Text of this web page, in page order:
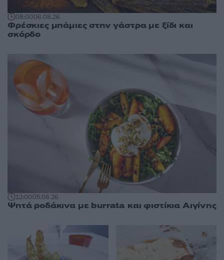
08:0006.08.26
Φρέσκιες μπάμιες στην γάστρα με ξίδι και
σκόρδο
12:0005.08.26
Ψητά ροδάκινα με burrata και φιστίκια Αιγίνης